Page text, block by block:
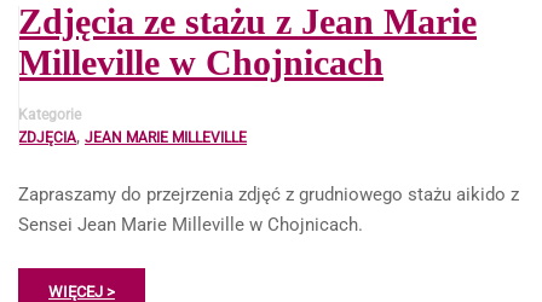
Zdjęcia ze stażu z Jean Marie
Milleville w Chojnicach
Kategorie
ZDJĘCIA, JEAN MARIE MILLEVILLE
Zapraszamy do przejrzenia zdjęć z grudniowego stażu aikido z
Sensei Jean Marie Milleville w Chojnicach.
WIĘCEJ >